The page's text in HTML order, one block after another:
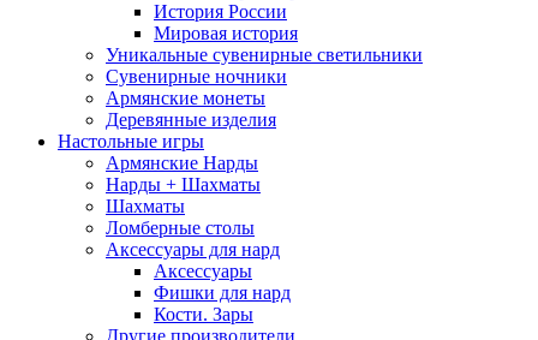
История России
Мировая история
Уникальные сувенирные светильники
Сувенирные ночники
Армянские монеты
Деревянные изделия
Настольные игры
Армянские Нарды
Нарды + Шахматы
Шахматы
Ломберные столы
Аксессуары для нард
Аксессуары
Фишки для нард
Кости. Зары
Другие производители